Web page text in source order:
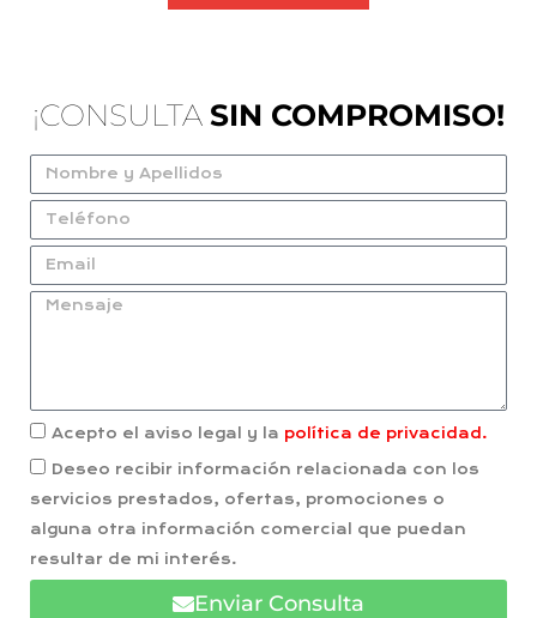
¡CONSULTA SIN COMPROMISO!
Acepto el aviso legal y la política de privacidad.
Deseo recibir información relacionada con los
servicios prestados, ofertas, promociones o
alguna otra información comercial que puedan
resultar de mi interés.
Enviar Consulta